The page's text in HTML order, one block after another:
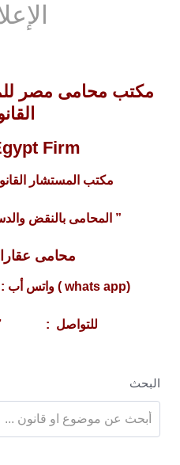
مكتب محامى مصر
Firm
مكتب المستشار
” المحامى بالنقض
محامى
(whats app ) واتس أب : 201220615243+
للتواصل : 201103004317+
البحث